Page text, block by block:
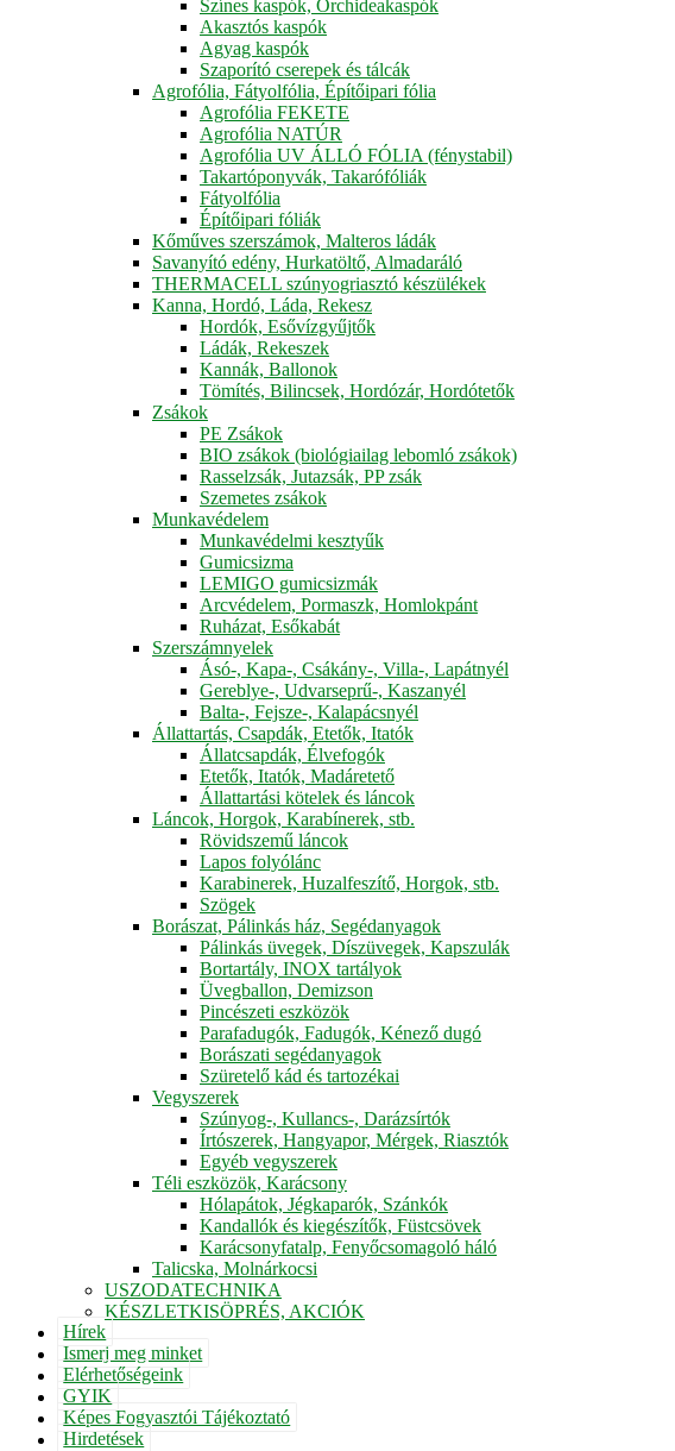
Színes kaspók, Orchideakaspók
Akasztós kaspók
Agyag kaspók
Szaporító cserepek és tálcák
Agrofólia, Fátyolfólia, Építőipari fólia
Agrofólia FEKETE
Agrofólia NATÚR
Agrofólia UV ÁLLÓ FÓLIA (fénystabil)
Takartóponyvák, Takarófóliák
Fátyolfólia
Építőipari fóliák
Kőműves szerszámok, Malteros ládák
Savanyító edény, Hurkatöltő, Almadaráló
THERMACELL szúnyogriasztó készülékek
Kanna, Hordó, Láda, Rekesz
Hordók, Esővízgyűjtők
Ládák, Rekeszek
Kannák, Ballonok
Tömítés, Bilincsek, Hordózár, Hordótetők
Zsákok
PE Zsákok
BIO zsákok (biológiailag lebomló zsákok)
Rasselzsák, Jutazsák, PP zsák
Szemetes zsákok
Munkavédelem
Munkavédelmi kesztyűk
Gumicsizma
LEMIGO gumicsizmák
Arcvédelem, Pormaszk, Homlokpánt
Ruházat, Esőkabát
Szerszámnyelek
Ásó-, Kapa-, Csákány-, Villa-, Lapátnyél
Gereblye-, Udvarseprű-, Kaszanyél
Balta-, Fejsze-, Kalapácsnyél
Állattartás, Csapdák, Etetők, Itatók
Állatcsapdák, Élvefogók
Etetők, Itatók, Madáretető
Állattartási kötelek és láncok
Láncok, Horgok, Karabínerek, stb.
Rövidszemű láncok
Lapos folyólánc
Karabinerek, Huzalfeszítő, Horgok, stb.
Szögek
Borászat, Pálinkás ház, Segédanyagok
Pálinkás üvegek, Díszüvegek, Kapszulák
Bortartály, INOX tartályok
Üvegballon, Demizson
Pincészeti eszközök
Parafadugók, Fadugók, Kénező dugó
Borászati segédanyagok
Szüretelő kád és tartozékai
Vegyszerek
Szúnyog-, Kullancs-, Darázsírtók
Írtószerek, Hangyapor, Mérgek, Riasztók
Egyéb vegyszerek
Téli eszközök, Karácsony
Hólapátok, Jégkaparók, Szánkók
Kandallók és kiegészítők, Füstcsövek
Karácsonyfatalp, Fenyőcsomagoló háló
Talicska, Molnárkocsi
USZODATECHNIKA
KÉSZLETKISÖPRÉS, AKCIÓK
Hírek
Ismerj meg minket
Elérhetőségeink
GYIK
Képes Fogyasztói Tájékoztató
Hirdetések